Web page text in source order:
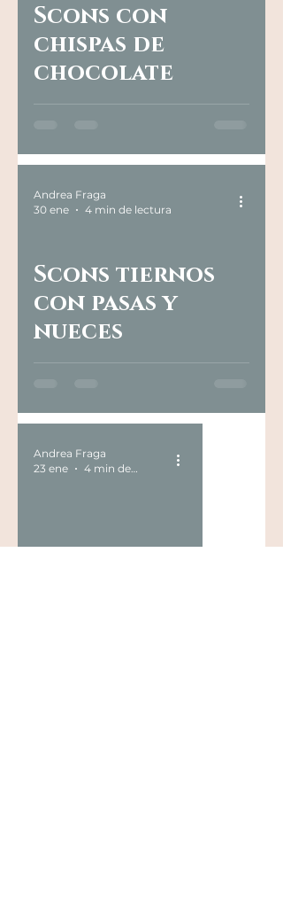
Scons con
chispas de
chocolate
Scons tiernos
con pasas y
nueces
Andrea Fraga
30 ene
4 min de lectura
Andrea Fraga
23 ene
4 min de lectura